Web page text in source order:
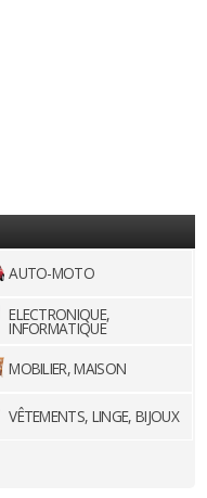
AUTO-MOTO
ELECTRONIQUE,
INFORMATIQUE
MOBILIER, MAISON
VÊTEMENTS, LINGE, BIJOUX